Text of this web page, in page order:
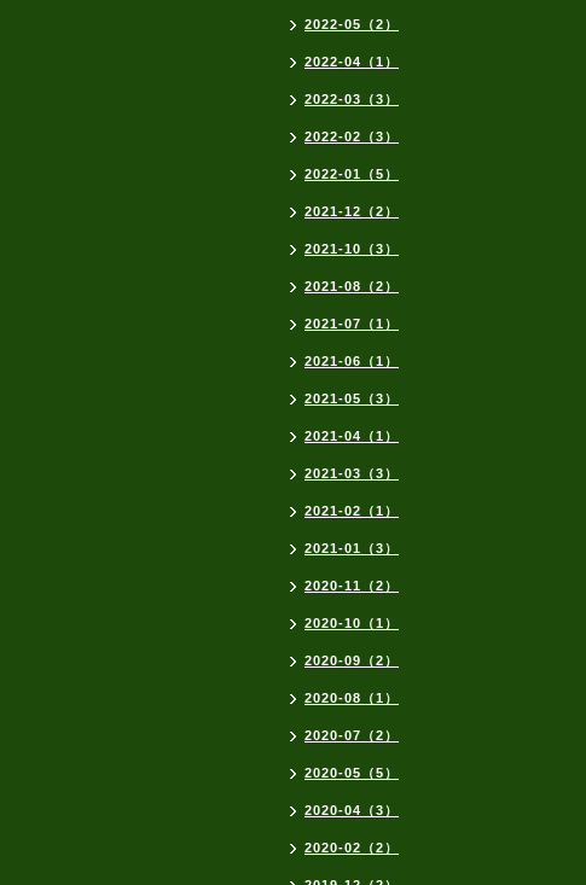
2022-05（2）
2022-04（1）
2022-03（3）
2022-02（3）
2022-01（5）
2021-12（2）
2021-10（3）
2021-08（2）
2021-07（1）
2021-06（1）
2021-05（3）
2021-04（1）
2021-03（3）
2021-02（1）
2021-01（3）
2020-11（2）
2020-10（1）
2020-09（2）
2020-08（1）
2020-07（2）
2020-05（5）
2020-04（3）
2020-02（2）